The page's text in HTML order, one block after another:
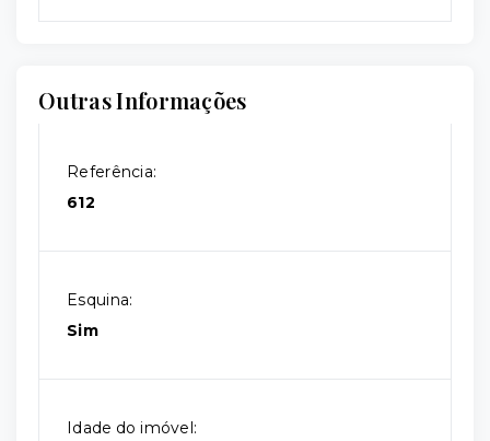
Outras Informações
Referência:
612
Esquina:
Sim
Idade do imóvel: